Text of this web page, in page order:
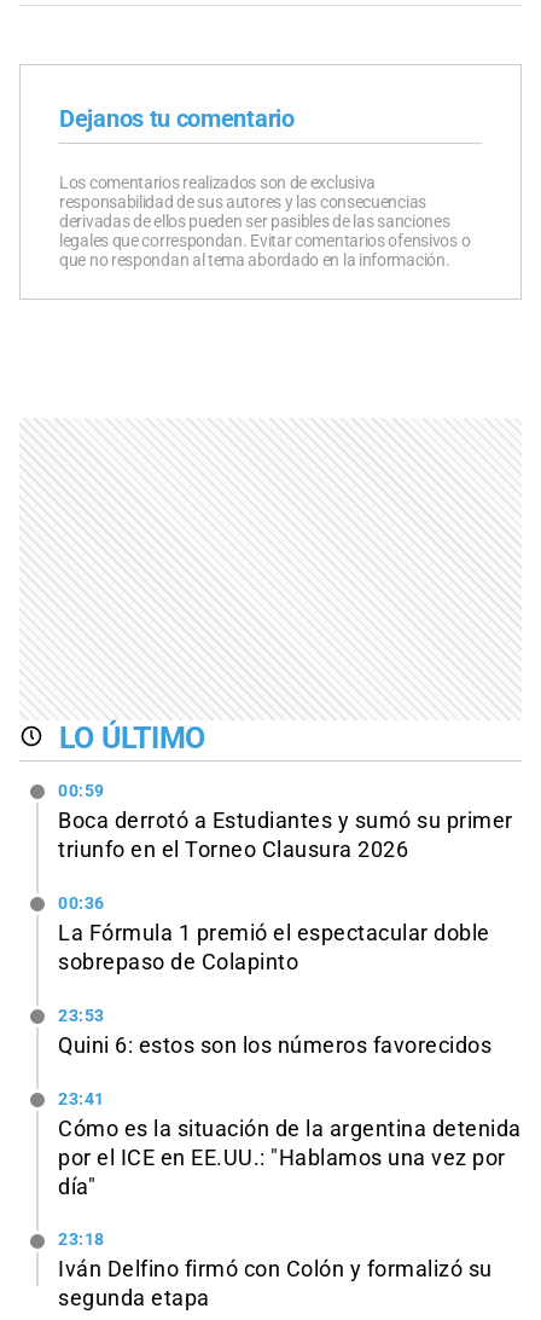
Dejanos tu comentario
Los comentarios realizados son de exclusiva
responsabilidad de sus autores y las consecuencias
derivadas de ellos pueden ser pasibles de las sanciones
legales que correspondan. Evitar comentarios ofensivos o
que no respondan al tema abordado en la información.
LO ÚLTIMO
00:59
Boca derrotó a Estudiantes y sumó su primer
triunfo en el Torneo Clausura 2026
00:36
La Fórmula 1 premió el espectacular doble
sobrepaso de Colapinto
23:53
Quini 6: estos son los números favorecidos
23:41
Cómo es la situación de la argentina detenida
por el ICE en EE.UU.: "Hablamos una vez por
día"
23:18
Iván Delfino firmó con Colón y formalizó su
segunda etapa